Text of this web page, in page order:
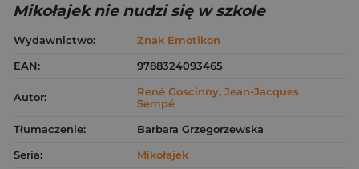
Mikołajek nie nudzi się w szkole
Wydawnictwo:
Znak Emotikon
EAN:
9788324093465
Autor: René Goscinny, Jean-Jacques
Sempé
Tłumaczenie:
Barbara Grzegorzewska
Seria:
Mikołajek